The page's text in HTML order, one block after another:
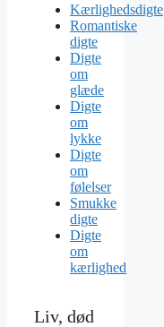
Kærlighedsdigte
Romantiske
digte
Digte
om
glæde
Digte
om
lykke
Digte
om
følelser
Smukke
digte
Digte
om
kærlighed
Liv, død